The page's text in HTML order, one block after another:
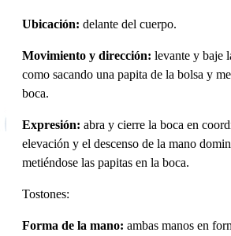
Ubicación: delante del cuerpo.
Movimiento y dirección: levante y baje
como sacando una papita de la bolsa y
boca.
Expresión: abra y cierre la boca en
elevación y el descenso de la mano
metiéndose las papitas en la boca.
Tostones:
Forma de la mano: ambas manos en